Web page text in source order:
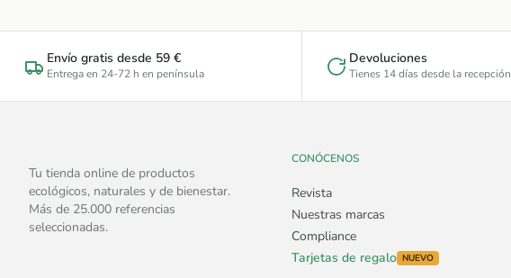
Envío gratis desde 59 €
Entrega en 24-72 h en península
Devoluciones
Tienes 14 días desde la recepción
Tu tienda online de productos
ecológicos, naturales y de bienestar.
Más de 25.000 referencias
seleccionadas.
CONÓCENOS
Revista
Nuestras marcas
Compliance
Tarjetas de regalo NUEVO